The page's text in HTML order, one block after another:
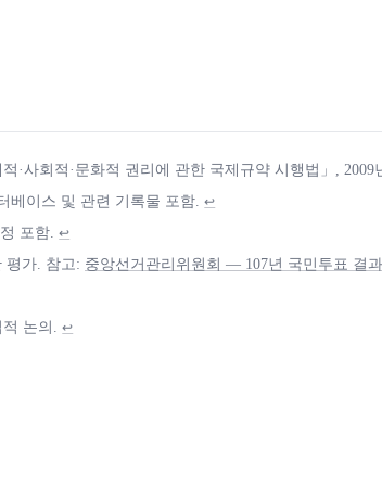
사회적·문화적 권리에 관한 국제규약 시행법」, 2009
이스 및 관련 기록물 포함. ↩
포함. ↩
평가. 참고: 중앙선거관리위원회 — 107년 국민투표 결과
논의. ↩